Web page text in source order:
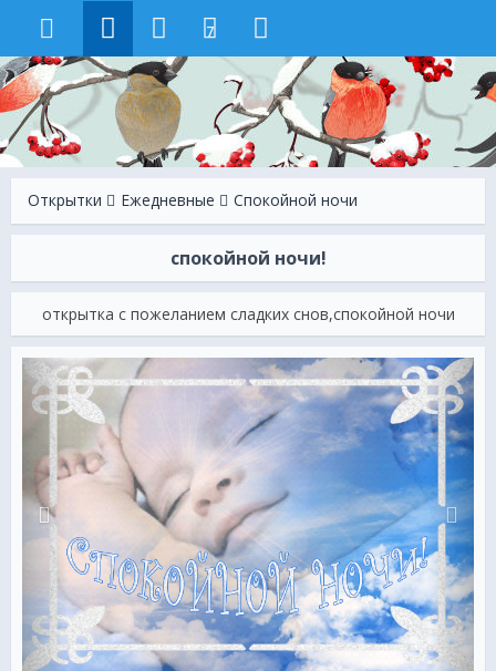
7
Открытки Ежeдневные Спокойной ночи
спокойной ночи!
открытка с пожеланием сладких снов,спокойной ночи